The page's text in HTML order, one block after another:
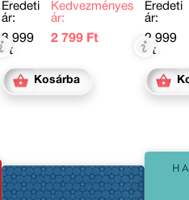
Eredeti
ár:
3 999
Ft
Kedvezményes
ár:
2 799 Ft
Kosárba
Eredeti
ár:
2 999
Ft